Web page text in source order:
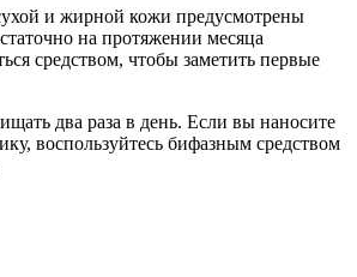
и жирной кожи предусмотрены
на протяжении месяца
средством, чтобы заметить первые
два раза в день. Если вы наносите
воспользуйтесь бифазным средством